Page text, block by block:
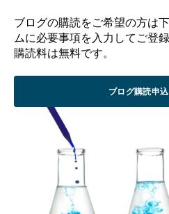
ブログの購読をご希望の方は
ムに必要事項を入力してご登
購読料は無料です。
ブログ購読申